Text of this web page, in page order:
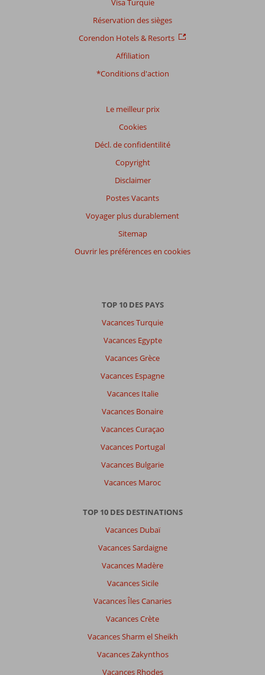
Réservation des sièges
Corendon Hotels & Resorts
Affiliation
*Conditions d'action
Le meilleur prix
Cookies
Décl. de confidentilité
Copyright
Disclaimer
Postes Vacants
Voyager plus durablement
Sitemap
Ouvrir les préférences en cookies
TOP 10 DES PAYS
Vacances Turquie
Vacances Egypte
Vacances Grèce
Vacances Espagne
Vacances Italie
Vacances Bonaire
Vacances Curaçao
Vacances Portugal
Vacances Bulgarie
Vacances Maroc
TOP 10 DES DESTINATIONS
Vacances Dubaï
Vacances Sardaigne
Vacances Madère
Vacances Sicile
Vacances Îles Canaries
Vacances Crète
Vacances Sharm el Sheikh
Vacances Zakynthos
Vacances Rhodes